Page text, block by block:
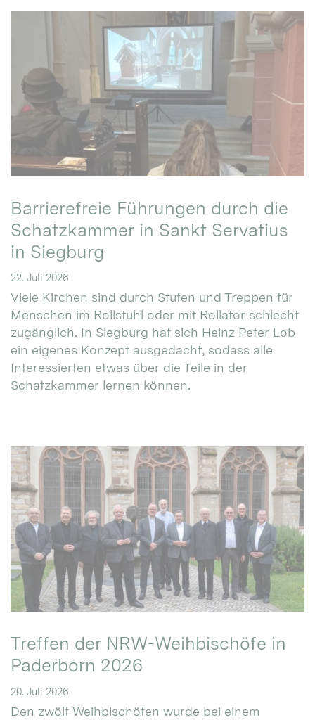
Barrierefreie Führungen durch die
Schatzkammer in Sankt Servatius
in Siegburg
22. Juli 2026
Viele Kirchen sind durch Stufen und Treppen für
Menschen im Rollstuhl oder mit Rollator schlecht
zugänglich. In Siegburg hat sich Heinz Peter Lob
ein eigenes Konzept ausgedacht, sodass alle
Interessierten etwas über die Teile in der
Schatzkammer lernen können.
Treffen der NRW-Weihbischöfe in
Paderborn 2026
20. Juli 2026
Den zwölf Weihbischöfen wurde bei einem